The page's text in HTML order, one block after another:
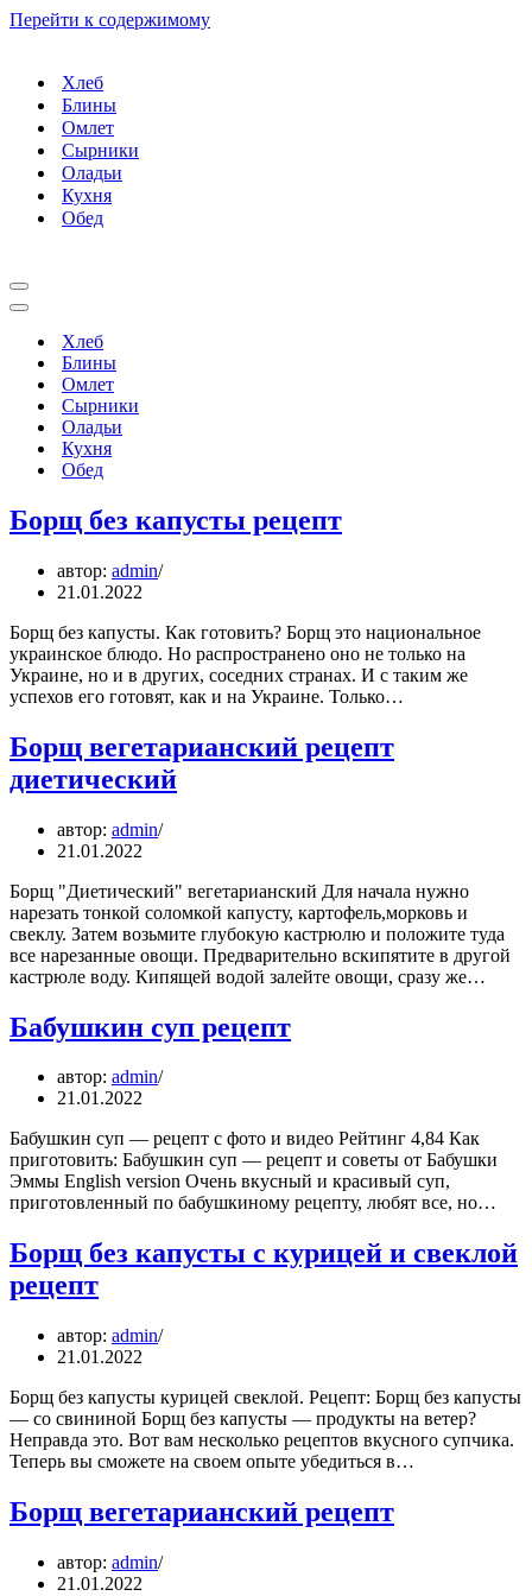
Перейти к содержимому
Хлеб
Блины
Омлет
Сырники
Оладьи
Кухня
Обед
Меню
навигации
Меню
навигацииХлеб
Блины
Омлет
Сырники
Оладьи
Кухня
Обед
Борщ без капусты рецепт
автор: admin
21.01.2022
Борщ без капусты. Как готовить? Борщ это национальное
украинское блюдо. Но распространено оно не только на
Украине, но и в других, соседних странах. И с таким же
успехов его готовят, как и на Украине. Только…
Борщ вегетарианский рецепт
диетический
автор: admin
21.01.2022
Борщ "Диетический" вегетарианский Для начала нужно
нарезать тонкой соломкой капусту, картофель,морковь и
свеклу. Затем возьмите глубокую кастрюлю и положите туда
все нарезанные овощи. Предварительно вскипятите в другой
кастрюле воду. Кипящей водой залейте овощи, сразу же…
Бабушкин суп рецепт
автор: admin
21.01.2022
Бабушкин суп — рецепт с фото и видео Рейтинг 4,84 Как
приготовить: Бабушкин суп — рецепт и советы от Бабушки
Эммы English version Очень вкусный и красивый суп,
приготовленный по бабушкиному рецепту, любят все, но…
Борщ без капусты с курицей и свеклой
рецепт
автор: admin
21.01.2022
Борщ без капусты курицей свеклой. Рецепт: Борщ без капусты
— со свининой Борщ без капусты — продукты на ветер?
Неправда это. Вот вам несколько рецептов вкусного супчика.
Теперь вы сможете на своем опыте убедиться в…
Борщ вегетарианский рецепт
автор: admin
21.01.2022